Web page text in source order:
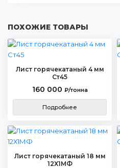
ПОХОЖИЕ ТОВАРЫ
Лист горячекатаный 4 мм
Ст45
160 000 ₽/тонна
Подробнее
Лист горячекатаный 18 мм
12Х1МФ